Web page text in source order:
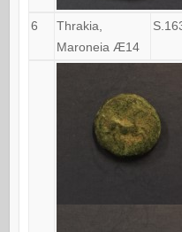
6
Thrakia,
Maroneia Æ14